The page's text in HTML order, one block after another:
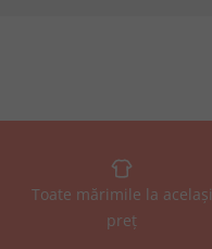
Toate mărimile la același
preț